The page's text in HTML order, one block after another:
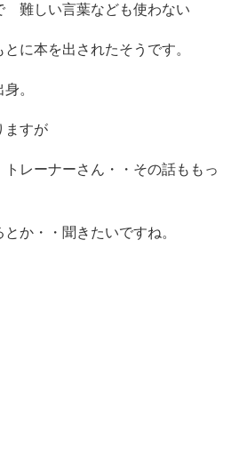
難しい言葉なども使わない
に本を出されたそうです。
。
ますが
レーナーさん・・その話ももっ
か・・聞きたいですね。